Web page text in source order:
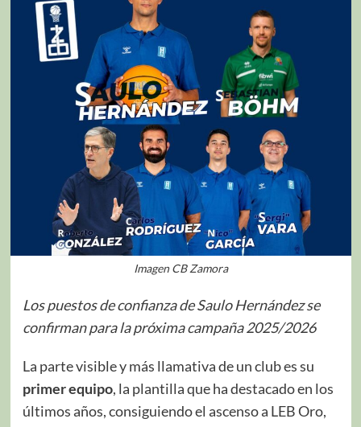
Imagen CB Zamora
Los puestos de confianza de Saulo Hernández se
confirman para la próxima campaña 2025/2026
La parte visible y más llamativa de un club es su
primer equipo, la plantilla que ha destacado en los
últimos años, consiguiendo el ascenso a LEB Oro,